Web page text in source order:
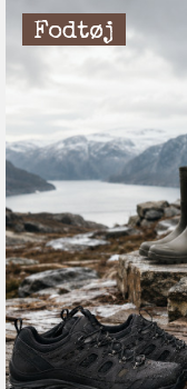
Fodtøj